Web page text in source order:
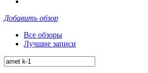
Добавить обзор
Все обзоры
Лучшие записи